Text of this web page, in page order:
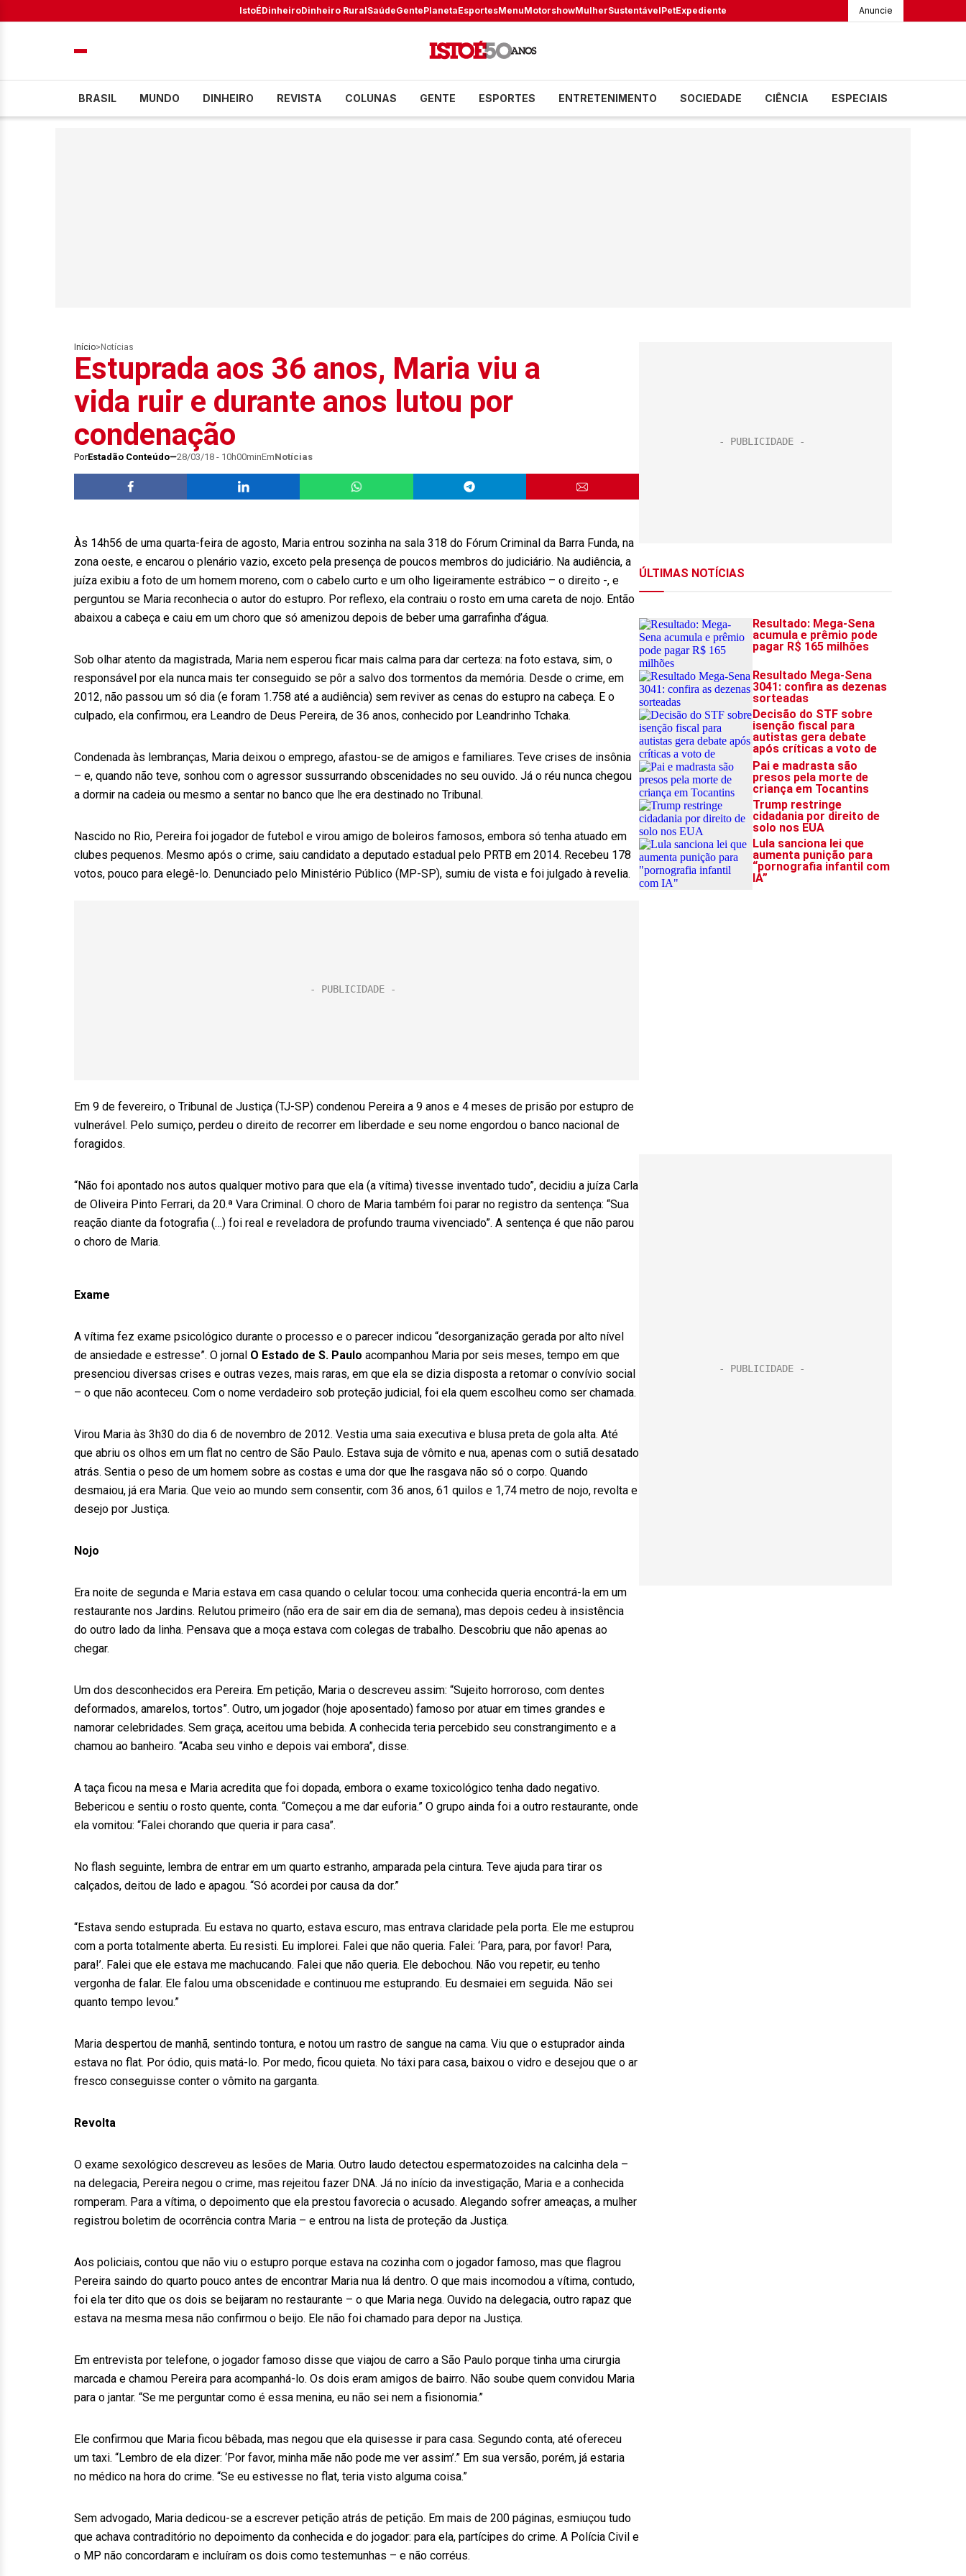
IstoÉDinheiroDinheiro RuralSaúdeGentePlanetaEsportesMenuMotorshowMulherSustentávelPetExpediente Anuncie
BRASIL MUNDO DINHEIRO REVISTA COLUNAS GENTE ESPORTES ENTRETENIMENTO SOCIEDADE CIÊNCIA ESPECIAIS
Início> Notícias
Estuprada aos 36 anos, Maria viu a
vida ruir e durante anos lutou por
condenação
PorEstadão Conteúdo 28/03/18 - 10h00minEmNotícias
Às 14h56 de uma quarta-feira de agosto, Maria entrou sozinha na sala 318 do Fórum Criminal da Barra Funda, na
zona oeste, e encarou o plenário vazio, exceto pela presença de poucos membros do judiciário. Na audiência, a
juíza exibiu a foto de um homem moreno, com o cabelo curto e um olho ligeiramente estrábico – o direito -, e
perguntou se Maria reconhecia o autor do estupro. Por reflexo, ela contraiu o rosto em uma careta de nojo. Então
abaixou a cabeça e caiu em um choro que só amenizou depois de beber uma garrafinha d’água.
Sob olhar atento da magistrada, Maria nem esperou ficar mais calma para dar certeza: na foto estava, sim, o
responsável por ela nunca mais ter conseguido se pôr a salvo dos tormentos da memória. Desde o crime, em
2012, não passou um só dia (e foram 1.758 até a audiência) sem reviver as cenas do estupro na cabeça. E o
culpado, ela confirmou, era Leandro de Deus Pereira, de 36 anos, conhecido por Leandrinho Tchaka.
Condenada às lembranças, Maria deixou o emprego, afastou-se de amigos e familiares. Teve crises de insônia
– e, quando não teve, sonhou com o agressor sussurrando obscenidades no seu ouvido. Já o réu nunca chegou
a dormir na cadeia ou mesmo a sentar no banco que lhe era destinado no Tribunal.
Nascido no Rio, Pereira foi jogador de futebol e virou amigo de boleiros famosos, embora só tenha atuado em
clubes pequenos. Mesmo após o crime, saiu candidato a deputado estadual pelo PRTB em 2014. Recebeu 178
votos, pouco para elegê-lo. Denunciado pelo Ministério Público (MP-SP), sumiu de vista e foi julgado à revelia.
Em 9 de fevereiro, o Tribunal de Justiça (TJ-SP) condenou Pereira a 9 anos e 4 meses de prisão por estupro de
vulnerável. Pelo sumiço, perdeu o direito de recorrer em liberdade e seu nome engordou o banco nacional de
foragidos.
“Não foi apontado nos autos qualquer motivo para que ela (a vítima) tivesse inventado tudo”, decidiu a juíza Carla
de Oliveira Pinto Ferrari, da 20.ª Vara Criminal. O choro de Maria também foi parar no registro da sentença: “Sua
reação diante da fotografia (…) foi real e reveladora de profundo trauma vivenciado”. A sentença é que não parou
o choro de Maria.
Exame
A vítima fez exame psicológico durante o processo e o parecer indicou “desorganização gerada por alto nível
de ansiedade e estresse”. O jornal O Estado de S. Paulo acompanhou Maria por seis meses, tempo em que
presenciou diversas crises e outras vezes, mais raras, em que ela se dizia disposta a retomar o convívio social
– o que não aconteceu. Com o nome verdadeiro sob proteção judicial, foi ela quem escolheu como ser chamada.
Virou Maria às 3h30 do dia 6 de novembro de 2012. Vestia uma saia executiva e blusa preta de gola alta. Até
que abriu os olhos em um flat no centro de São Paulo. Estava suja de vômito e nua, apenas com o sutiã desatado
atrás. Sentia o peso de um homem sobre as costas e uma dor que lhe rasgava não só o corpo. Quando
desmaiou, já era Maria. Que veio ao mundo sem consentir, com 36 anos, 61 quilos e 1,74 metro de nojo, revolta e
desejo por Justiça.
Nojo
Era noite de segunda e Maria estava em casa quando o celular tocou: uma conhecida queria encontrá-la em um
restaurante nos Jardins. Relutou primeiro (não era de sair em dia de semana), mas depois cedeu à insistência
do outro lado da linha. Pensava que a moça estava com colegas de trabalho. Descobriu que não apenas ao
chegar.
Um dos desconhecidos era Pereira. Em petição, Maria o descreveu assim: “Sujeito horroroso, com dentes
deformados, amarelos, tortos”. Outro, um jogador (hoje aposentado) famoso por atuar em times grandes e
namorar celebridades. Sem graça, aceitou uma bebida. A conhecida teria percebido seu constrangimento e a
chamou ao banheiro. “Acaba seu vinho e depois vai embora”, disse.
A taça ficou na mesa e Maria acredita que foi dopada, embora o exame toxicológico tenha dado negativo.
Bebericou e sentiu o rosto quente, conta. “Começou a me dar euforia.” O grupo ainda foi a outro restaurante, onde
ela vomitou: “Falei chorando que queria ir para casa”.
No flash seguinte, lembra de entrar em um quarto estranho, amparada pela cintura. Teve ajuda para tirar os
calçados, deitou de lado e apagou. “Só acordei por causa da dor.”
“Estava sendo estuprada. Eu estava no quarto, estava escuro, mas entrava claridade pela porta. Ele me estuprou
com a porta totalmente aberta. Eu resisti. Eu implorei. Falei que não queria. Falei: ‘Para, para, por favor! Para,
para!’. Falei que ele estava me machucando. Falei que não queria. Ele debochou. Não vou repetir, eu tenho
vergonha de falar. Ele falou uma obscenidade e continuou me estuprando. Eu desmaiei em seguida. Não sei
quanto tempo levou.”
Maria despertou de manhã, sentindo tontura, e notou um rastro de sangue na cama. Viu que o estuprador ainda
estava no flat. Por ódio, quis matá-lo. Por medo, ficou quieta. No táxi para casa, baixou o vidro e desejou que o ar
fresco conseguisse conter o vômito na garganta.
Revolta
O exame sexológico descreveu as lesões de Maria. Outro laudo detectou espermatozoides na calcinha dela –
na delegacia, Pereira negou o crime, mas rejeitou fazer DNA. Já no início da investigação, Maria e a conhecida
romperam. Para a vítima, o depoimento que ela prestou favorecia o acusado. Alegando sofrer ameaças, a mulher
registrou boletim de ocorrência contra Maria – e entrou na lista de proteção da Justiça.
Aos policiais, contou que não viu o estupro porque estava na cozinha com o jogador famoso, mas que flagrou
Pereira saindo do quarto pouco antes de encontrar Maria nua lá dentro. O que mais incomodou a vítima, contudo,
foi ela ter dito que os dois se beijaram no restaurante – o que Maria nega. Ouvido na delegacia, outro rapaz que
estava na mesma mesa não confirmou o beijo. Ele não foi chamado para depor na Justiça.
Em entrevista por telefone, o jogador famoso disse que viajou de carro a São Paulo porque tinha uma cirurgia
marcada e chamou Pereira para acompanhá-lo. Os dois eram amigos de bairro. Não soube quem convidou Maria
para o jantar. “Se me perguntar como é essa menina, eu não sei nem a fisionomia.”
Ele confirmou que Maria ficou bêbada, mas negou que ela quisesse ir para casa. Segundo conta, até ofereceu
um taxi. “Lembro de ela dizer: ‘Por favor, minha mãe não pode me ver assim’.” Em sua versão, porém, já estaria
no médico na hora do crime. “Se eu estivesse no flat, teria visto alguma coisa.”
Sem advogado, Maria dedicou-se a escrever petição atrás de petição. Em mais de 200 páginas, esmiuçou tudo
que achava contraditório no depoimento da conhecida e do jogador: para ela, partícipes do crime. A Polícia Civil e
o MP não concordaram e incluíram os dois como testemunhas – e não corréus.